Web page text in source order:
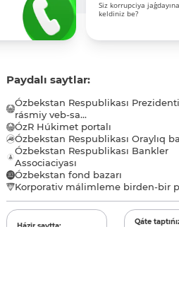
Siz korrupciya
keldiniz be?
Paydalı saytlar:
Ózbekstan Respublikası
rásmiy veb-sa...
ÓzR Húkimet portalı
Ózbekstan Respublikası Oraylıq
Ózbekstan Respublikası Bankler
Associaciyası
Ózbekstan fond bazarı
Korporativ málimleme birden-bir
Házir saytta:
Qáte